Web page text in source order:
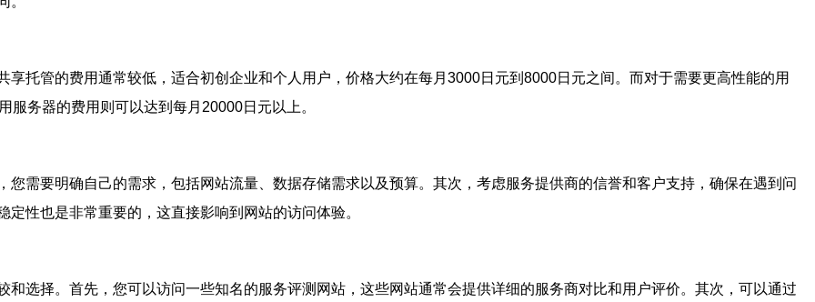
托管的费用通常较低，适合初创企业和个人用户，价格大约在每月3000日元到8000日元之间。而对于需要更高性能的用
务器的费用则可以达到每月20000日元以上。
需要明确自己的需求，包括网站流量、数据存储需求以及预算。其次，考虑服务提供商的信誉和客户支持，确保在遇到问
性也是非常重要的，这直接影响到网站的访问体验。
和选择。首先，您可以访问一些知名的服务评测网站，这些网站通常会提供详细的服务商对比和用户评价。其次，可以通过